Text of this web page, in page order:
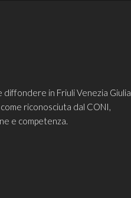
diffondere in Friuli Venezia Giulia
riconosciuta dal CONI,
e competenza.